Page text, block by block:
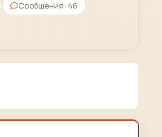
Сообщения: 46